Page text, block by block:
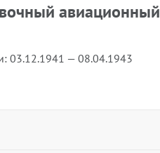
авиационный
03.12.1941 — 08.04.1943